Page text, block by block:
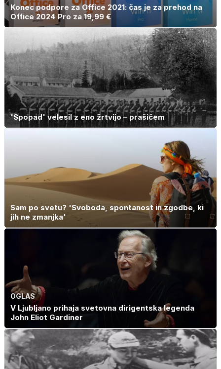
Konec podpore za Office 2021: čas je za prehod na
Office 2024 Pro za 19,99 €
'Spopad' velesil z eno žrtvijo – prašičem
Sam po svetu? 'Svoboda, spontanost in zgodbe, ki
jih ne zmanjka'
OGLAS
V Ljubljano prihaja svetovna dirigentska legenda
John Eliot Gardiner